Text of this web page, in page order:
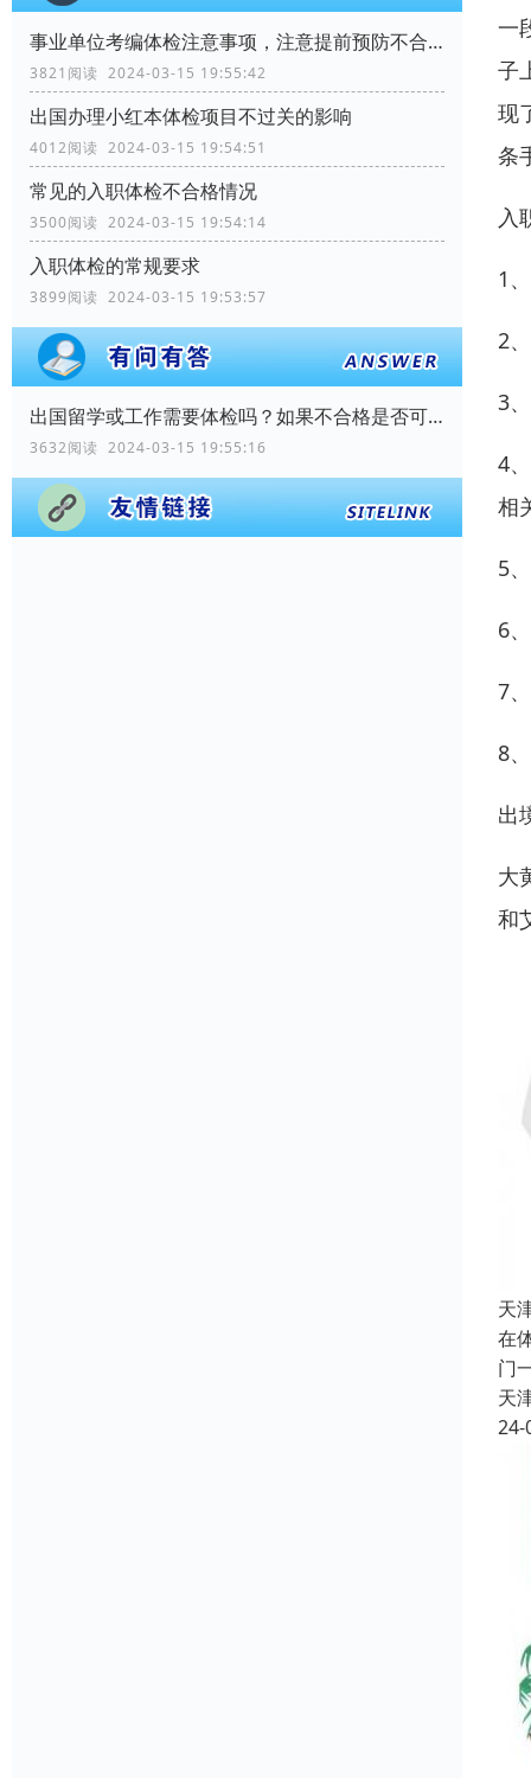
事业单位考编体检注意事项，注意提前预防不合格！
3821阅读 2024-03-15 19:55:42
出国办理小红本体检项目不过关的影响
4012阅读 2024-03-15 19:54:51
常见的入职体检不合格情况
3500阅读 2024-03-15 19:54:14
入职体检的常规要求
3899阅读 2024-03-15 19:53:57
出国留学或工作需要体检吗？如果不合格是否可以出国？
3632阅读 2024-03-15 19:55:16
一
子
现
条
入
1
2
3
4
相
5
6
7
8
出
大
和
天
在
门
天
24-